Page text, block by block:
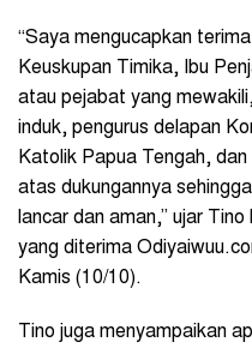
“Saya mengucapkan
Keuskupan Timika, Ibu
atau pejabat yang
induk, pengurus delapan
Katolik Papua Tengah, dan
atas dukungannya
lancar dan aman,” ujar
yang diterima
Kamis (10/10).
Tino juga menyampaikan